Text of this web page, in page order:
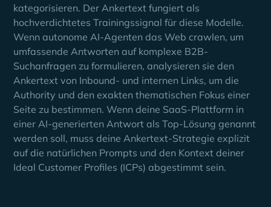
kategorisieren. Der Ankertext fungiert als
hochverdichtetes Trainingssignal für diese Modelle.
Wenn autonome AI-Agenten das Web crawlen, um
umfassende Antworten auf komplexe B2B-
Suchanfragen zu formulieren, analysieren sie den
Ankertext von Inbound- und internen Links, um die
Authority und den exakten thematischen Fokus einer
Seite zu bestimmen. Wenn deine SaaS-Plattform in
einer AI-generierten Antwort als Top-Lösung genannt
werden soll, muss deine Ankertext-Strategie explizit
auf die natürlichen Prompts und den Kontext deiner
Ideal Customer Profiles (ICPs) abgestimmt sein.